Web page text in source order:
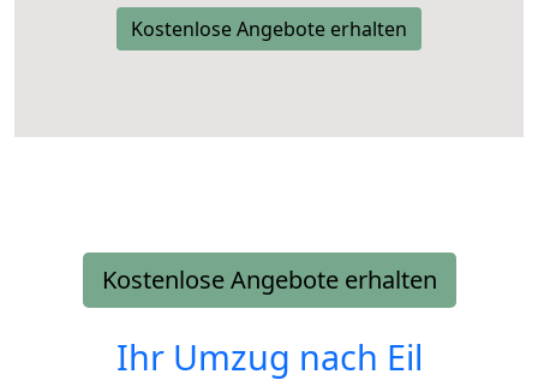
Kostenlose Angebote erhalten
Kostenlose Angebote erhalten
Ihr Umzug nach Eil